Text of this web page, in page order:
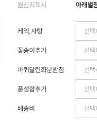
원산지표시
아래별
케익,사탕 선
꽃송이추가 선
바퀴달린화분받침 선
풍성함추가 선
배송비 선